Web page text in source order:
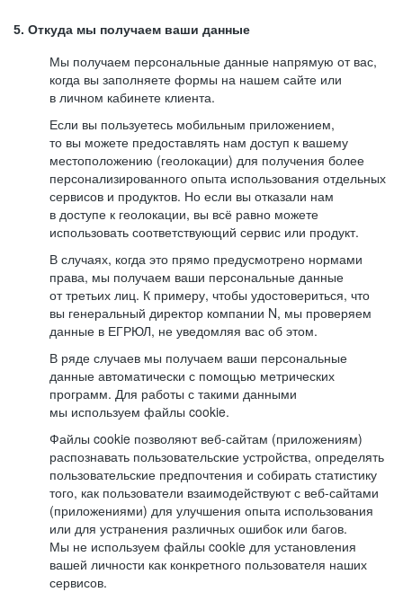
5. Откуда мы получаем ваши данные
Мы получаем персональные данные напрямую от вас,
когда вы заполняете формы на нашем сайте или
в личном кабинете клиента.
Если вы пользуетесь мобильным приложением,
то вы можете предоставлять нам доступ к вашему
местоположению (геолокации) для получения более
персонализированного опыта использования отдельных
сервисов и продуктов. Но если вы отказали нам
в доступе к геолокации, вы всё равно можете
использовать соответствующий сервис или продукт.
В случаях, когда это прямо предусмотрено нормами
права, мы получаем ваши персональные данные
от третьих лиц. К примеру, чтобы удостовериться, что
вы генеральный директор компании N, мы проверяем
данные в ЕГРЮЛ, не уведомляя вас об этом.
В ряде случаев мы получаем ваши персональные
данные автоматически с помощью метрических
программ. Для работы с такими данными
мы используем файлы cookie.
Файлы cookie позволяют веб-сайтам (приложениям)
распознавать пользовательские устройства, определять
пользовательские предпочтения и собирать статистику
того, как пользователи взаимодействуют с веб-сайтами
(приложениями) для улучшения опыта использования
или для устранения различных ошибок или багов.
Мы не используем файлы cookie для установления
вашей личности как конкретного пользователя наших
сервисов.